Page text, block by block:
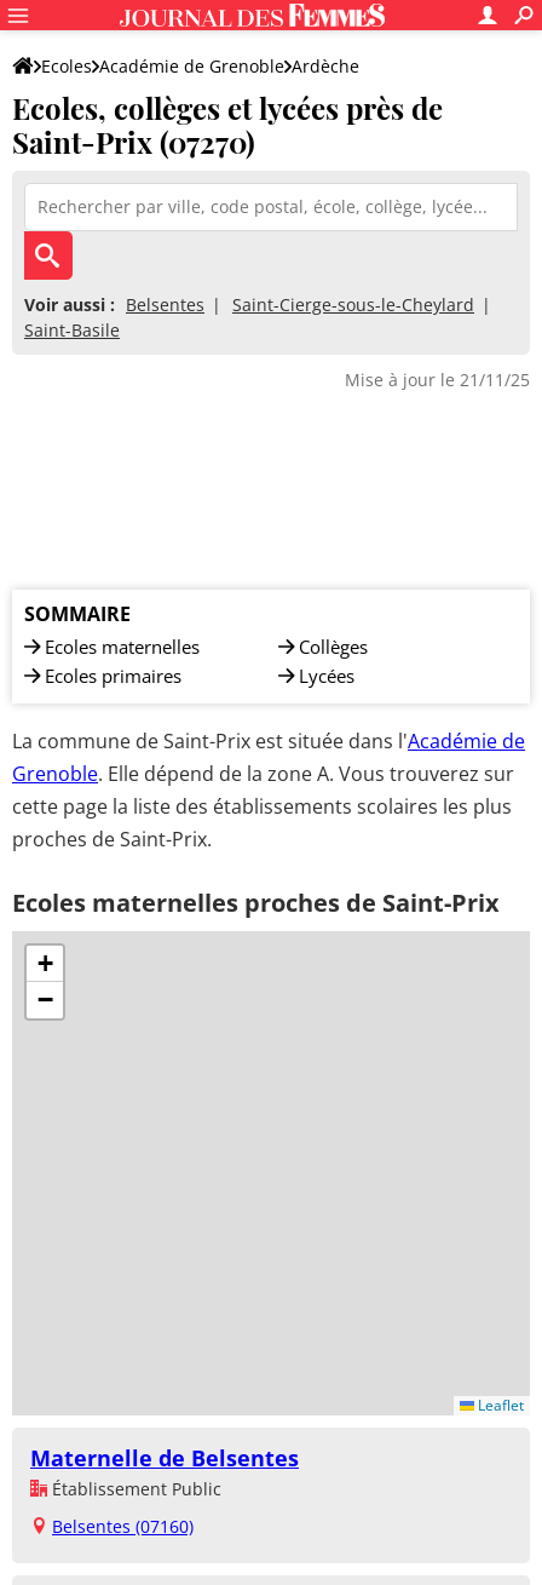
Ecoles Académie de Grenoble Ardèche
Ecoles, collèges et lycées près de
Saint-Prix (07270)
Voir aussi : Belsentes
Saint-Cierge-sous-le-Cheylard
Saint-Basile
Mise à jour le 21/11/25
SOMMAIRE
Ecoles maternelles
Ecoles primaires
Collèges
Lycées
La commune de Saint-Prix est située dans l'Académie de
Grenoble. Elle dépend de la zone A. Vous trouverez sur
cette page la liste des établissements scolaires les plus
proches de Saint-Prix.
Ecoles maternelles proches de Saint-Prix
+
−
Leaflet
Maternelle de Belsentes
Établissement Public
Belsentes (07160)